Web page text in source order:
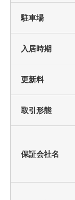
駐車場
入居時期
更新料
取引形態
保証会社名